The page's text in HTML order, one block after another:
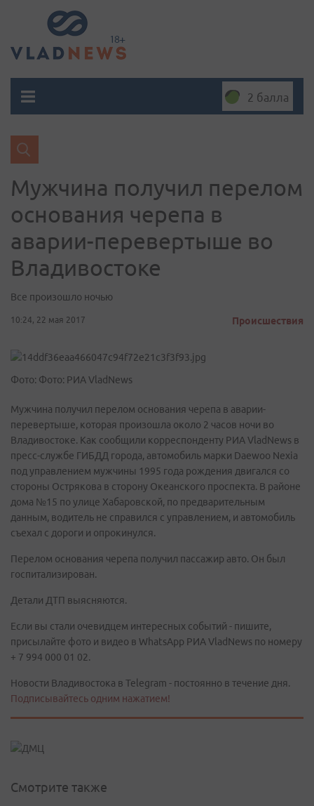
2 балла
Мужчина получил перелом
основания черепа в
аварии-перевертыше во
Владивостоке
Все произошло ночью
10:24, 22 мая 2017 Происшествия
Фото: Фото: РИА VladNews
Мужчина получил перелом основания черепа в аварии-
перевертыше, которая произошла около 2 часов ночи во
Владивостоке. Как сообщили корреспонденту РИА VladNews в
пресс-службе ГИБДД города, автомобиль марки Daewoo Nexia
под управлением мужчины 1995 года рождения двигался со
стороны Острякова в сторону Океанского проспекта. В районе
дома №15 по улице Хабаровской, по предварительным
данным, водитель не справился с управлением, и автомобиль
съехал с дороги и опрокинулся.
Перелом основания черепа получил пассажир авто. Он был
госпитализирован.
Детали ДТП выясняются.
Если вы стали очевидцем интересных событий - пишите,
присылайте фото и видео в WhatsApp РИА VladNews по номеру
+ 7 994 000 01 02.
Новости Владивостока в Telegram - постоянно в течение дня.
Подписывайтесь одним нажатием!
Смотрите также